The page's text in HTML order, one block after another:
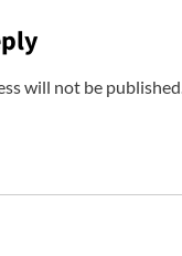
will not be